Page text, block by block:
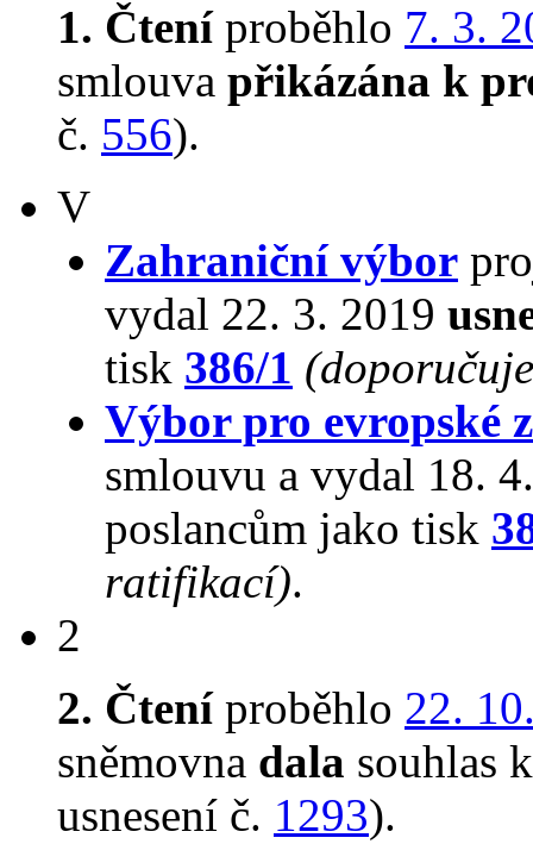
1. Čteníproběhlo 7. 3.
smlouva přikázána k
č. 556).
V
Zahraniční výbor
vydal 22. 3. 2019
tisk 386/1
Výbor pro evropské
smlouvu a vydal 18.
poslancům jako tisk
ratifikací).
2
2. Čteníproběhlo 22.
sněmovna dala souhlas
usnesení č. 1293).